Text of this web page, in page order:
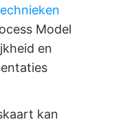
Model
en
kan